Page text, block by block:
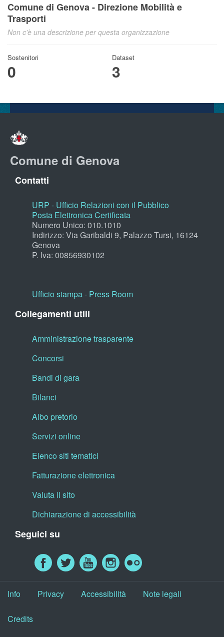
Comune di Genova - Direzione Mobilità e
Trasporti
Non c'è una descrizione per questa organizzazione
Sostenitori
0
Dataset
3
Comune di Genova
Contatti
URP - Ufficio Relazioni con il Pubblico
Posta Elettronica Certificata
Numero Unico: 010.1010
Indirizzo: Via Garibaldi 9, Palazzo Tursi, 16124
Genova
P. Iva: 00856930102
Ufficio stampa - Press Room
Collegamenti utili
Amministrazione trasparente
Concorsi
Bandi di gara
Bilanci
Albo pretorio
Servizi online
Elenco siti tematici
Fatturazione elettronica
Valuta il sito
Dichiarazione di accessibilità
Seguici su
Info Privacy Accessibilità Note legali
Credits